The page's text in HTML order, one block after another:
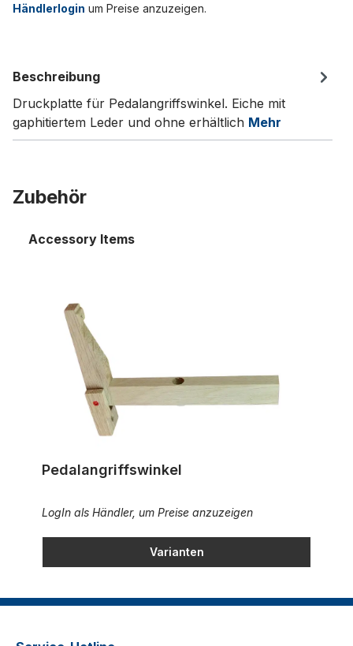
Händlerlogin um Preise anzuzeigen.
Beschreibung
Druckplatte für Pedalangriffswinkel. Eiche mit
gaphitiertem Leder und ohne erhältlich Mehr
Zubehör
Accessory Items
Pedalangriffswinkel
LogIn als Händler, um Preise anzuzeigen
Varianten